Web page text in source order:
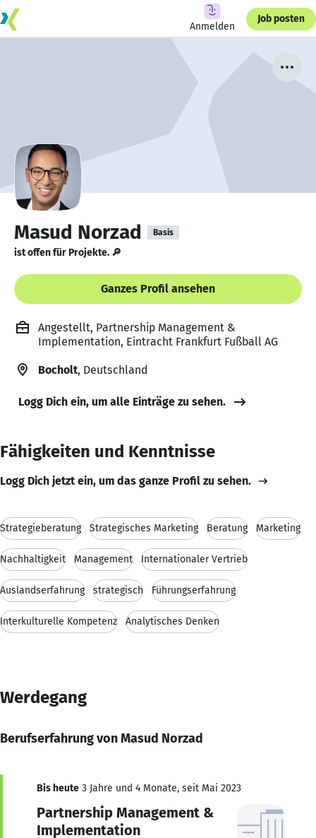
Anmelden
Job posten
Masud Norzad Basis
ist offen für Projekte. 🔎
Ganzes Profil ansehen
Angestellt, Partnership Management &
Implementation, Eintracht Frankfurt Fußball AG
Bocholt, Deutschland
Logg Dich ein, um alle Einträge zu sehen.
Fähigkeiten und Kenntnisse
Logg Dich jetzt ein, um das ganze Profil zu sehen.
Strategieberatung Strategisches Marketing Beratung Marketing
Nachhaltigkeit Management Internationaler Vertrieb
Auslandserfahrung strategisch Führungserfahrung
Interkulturelle Kompetenz Analytisches Denken
Werdegang
Berufserfahrung von Masud Norzad
Bis heute 3 Jahre und 4 Monate, seit Mai 2023
Partnership Management &
Implementation